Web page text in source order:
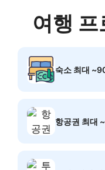
여행
숙소 최대
항공권 최대